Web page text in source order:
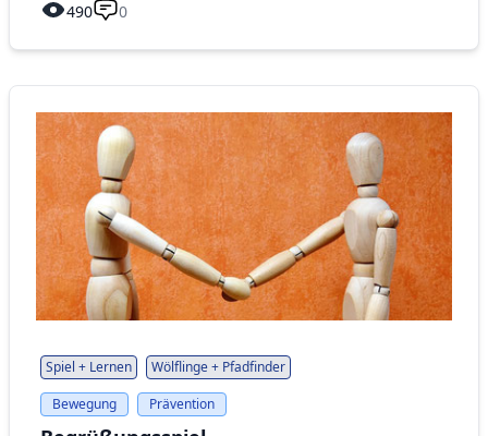
490
0
Spiel + Lernen
Wölflinge + Pfadfinder
Bewegung
Prävention